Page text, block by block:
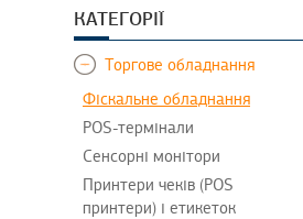
Торгове обладнання
Фіскальне обладнання
POS-термінали
Сенсорні монітори
Принтери чеків (POS
принтери) і етикеток